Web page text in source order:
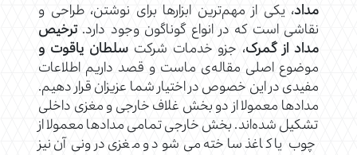
مداد، یکی از مهم‌ترین ابزارها برای نوشتن، طراحی و
نقاشی است که در انواع گوناگون وجود دارد.ترخیص
مداد از گمرک، جزو خدمات شرکتسلطان یاقوت و
موضوع اصلی مقاله‌ی ماست و قصد داریم اطلاعات
مفیدی در این خصوص در اختیار شما عزیزان قرار دهیم.
مداد‌ها معمولا از دو بخش غلاف خارجی و مغزی داخلی
تشکیل شده‌اند. بخش خارجی تمامی مدادها معمولا از
چوب یا کاغذ ساخته می‌شود و مغزی درونی آن نیز